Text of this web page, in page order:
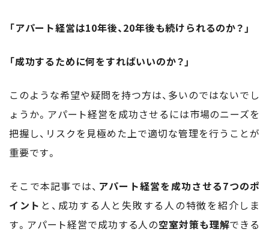
「アパート経営は10年後、20年後も続けられるのか？」
「成功するために何をすればいいのか？」
このような希望や疑問を持つ方は、多いのではないでし
ょうか。アパート経営を成功させるには市場のニーズを
把握し、リスクを見極めた上で適切な管理を行うことが
重要です。
そこで本記事では、 アパート経営を成功させる7つのポ
イント と、成功する人と失敗する人の特徴を紹介しま
す。アパート経営で成功する人の空室対策も理解できる